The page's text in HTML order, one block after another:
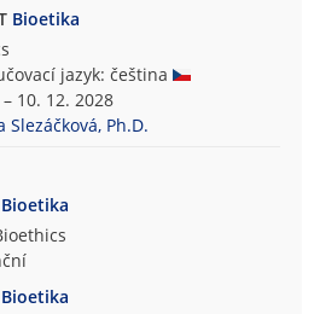
Bioetika
jazyk: čeština
10. 12. 2028
Slezáčková, Ph.D.
Bioetika
Bioetika